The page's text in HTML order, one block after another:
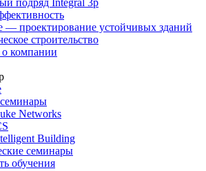
— проектирование устойчивых зданий
строительство
о компании
Networks
Building
семинары
обучения